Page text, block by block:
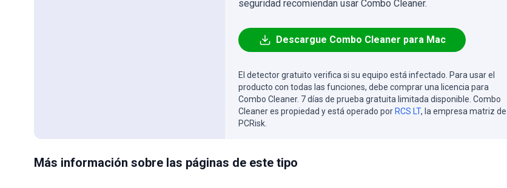
seguridad recomiendan usar Combo Cleaner.
Descargue Combo Cleaner para Mac
El detector gratuito verifica si su equipo está infectado. Para usar el
producto con todas las funciones, debe comprar una licencia para
Combo Cleaner. 7 días de prueba gratuita limitada disponible. Combo
Cleaner es propiedad y está operado por RCS LT, la empresa matriz de
PCRisk.
Más información sobre las páginas de este tipo